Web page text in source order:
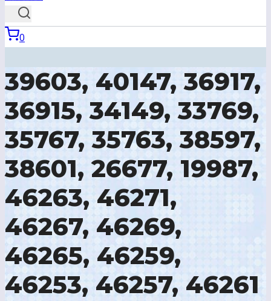
0
39603, 40147, 36917,
36915, 34149, 33769,
35767, 35763, 38597,
38601, 26677, 19987,
46263, 46271,
46267, 46269,
46265, 46259,
46253, 46257, 46261